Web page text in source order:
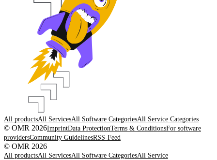
All productsAll ServicesAll Software CategoriesAll Service Categories
© OMR 2026ImprintData ProtectionTerms & ConditionsFor software
providersCommunity GuidelinesRSS-Feed
© OMR 2026
All productsAll ServicesAll Software CategoriesAll Service